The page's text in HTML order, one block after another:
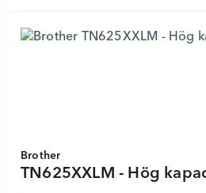
Brother
TN625XXLM - Hög